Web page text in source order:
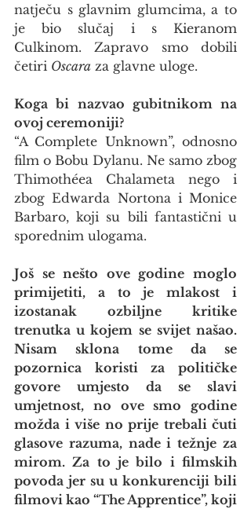
natječu s glavnim glumcima, a to
je bio slučaj i s Kieranom
Culkinom. Zapravo smo dobili
četiri Oscara za glavne uloge.
Koga bi nazvao gubitnikom na
ovoj ceremoniji?
“A Complete Unknown”, odnosno
film o Bobu Dylanu. Ne samo zbog
Thimothéea Chalameta nego i
zbog Edwarda Nortona i Monice
Barbaro, koji su bili fantastični u
sporednim ulogama.
Još se nešto ove godine moglo
primijetiti, a to je mlakost i
izostanak ozbiljne kritike
trenutka u kojem se svijet našao.
Nisam sklona tome da se
pozornica koristi za političke
govore umjesto da se slavi
umjetnost, no ove smo godine
možda i više no prije trebali čuti
glasove razuma, nade i težnje za
mirom. Za to je bilo i filmskih
povoda jer su u konkurenciji bili
filmovi kao “The Apprentice”, koji